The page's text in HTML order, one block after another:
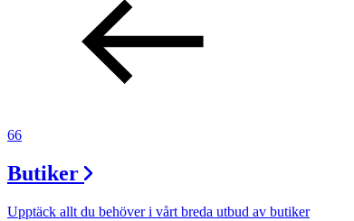
Kundklubb
Inspiration
Sök
66
Butiker
Upptäck allt du behöver i vårt breda utbud av butiker